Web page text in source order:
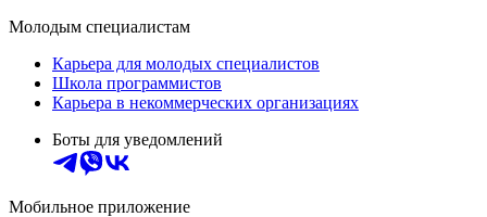
Молодым специалистам
Карьера для молодых специалистов
Школа программистов
Карьера в некоммерческих организациях
Боты для уведомлений
Мобильное приложение